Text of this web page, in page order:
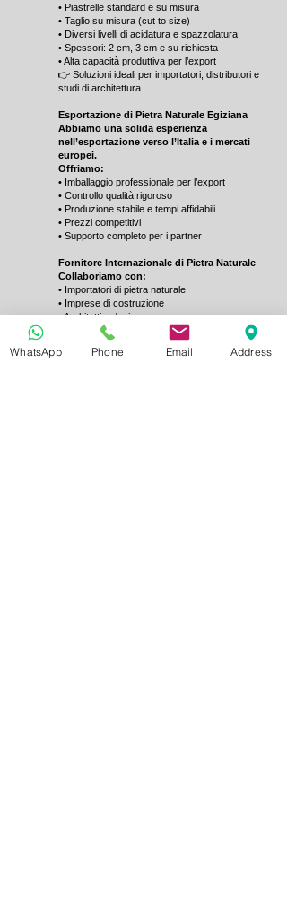
• Piastrelle standard e su misura
• Taglio su misura (cut to size)
• Diversi livelli di acidatura e spazzolatura
• Spessori: 2 cm, 3 cm e su richiesta
• Alta capacità produttiva per l’export
👉 Soluzioni ideali per importatori, distributori e
studi di architettura
Esportazione di Pietra Naturale Egiziana
Abbiamo una solida esperienza
nell’esportazione verso l’Italia e i mercati
europei.
Offriamo:
• Imballaggio professionale per l’export
• Controllo qualità rigoroso
• Produzione stabile e tempi affidabili
• Prezzi competitivi
• Supporto completo per i partner
Fornitore Internazionale di Pietra Naturale
Collaboriamo con:
• Importatori di pietra naturale
• Imprese di costruzione
• Architetti e designer
• Distributori e grossisti
Il nostro obiettivo è fornire materiali di alta qualità e
soluzioni affidabili per ogni progetto.
WhatsApp Phone Email Address